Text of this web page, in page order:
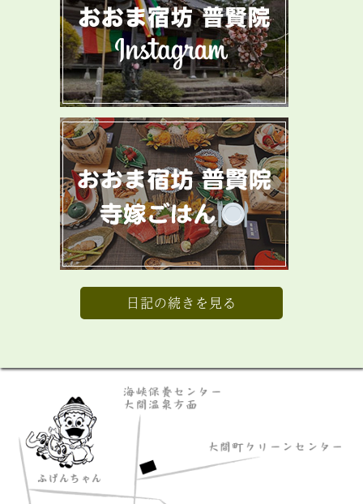
日記の続きを見る